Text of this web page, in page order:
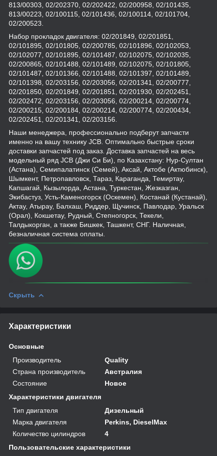
813/00303, 02/202370, 02/202422, 02/200958, 02/101435,
813/00223, 02/100115, 02/101436, 02/100114, 02/101704,
02/200523.
Набор прокладок двигателя: 02/201849, 02/201851,
02/101895, 02/101805, 02/200785, 02/101896, 02/102053,
02/102077, 02/101895, 02/101487, 02/102075, 02/102035,
02/200865, 02/101488, 02/101489, 02/102075, 02/101805,
02/101487, 02/101366, 02/101488, 02/101397, 02/101489,
02/101398, 02/203156, 02/203056, 02/201341, 02/200777,
02/201850, 02/201849, 02/201851, 02/201930, 02/202451,
02/202472, 02/203156, 02/203056, 02/200214, 02/200774,
02/200215, 02/200184, 02/200214, 02/200774, 02/200434,
02/202451, 02/201341, 02/203156.
Наши менеджера, профессионально подберут запчасти
именно на вашу технику JCB. Оптимально быстрые сроки
доставки запчастей под заказ. Доставка запчастей на весь
модельный ряд JCB (Джи Си Би), по Казахстану: Нур-Султан
(Астана), Семипалатинск (Семей), Аксай, Актобе (Актюбинск),
Шымкент, Петропавловск, Тараз, Караганда, Темиртау,
Капшагай, Кызылорда, Астана, Туркестан, Жезказган,
Экибастуз, Усть-Каменогорск (Оскемен), Костанай (Кустанай),
Актау, Атырау, Балхаш, Риддер, Щучинск, Павлодар, Уральск
(Орал), Кокшетау, Рудный, Степногорск, Текели,
Талдыкорган, а также Бишкек, Ташкент, СНГ. Наличная,
безналичная система оплаты.
Скрыть
Характеристики
Основные
Производитель
Quality
Страна производитель
Австралия
Состояние
Новое
Характеристики двигателя
Тип двигателя
Дизельный
Марка двигателя
Perkins, DieselMax
Количество цилиндров
4
Пользовательские характеристики